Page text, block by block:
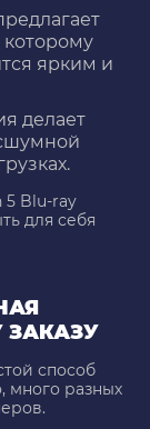
которому
ярким и
делает
5 Blu-ray
для себя
ЗАКАЗУ
способ
много разных